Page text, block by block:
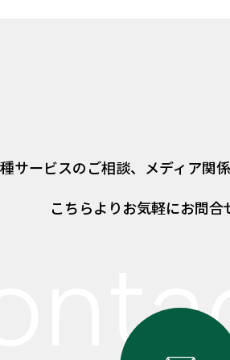
サービスのご相談、 メディア関
こちらよりお気軽にお問合